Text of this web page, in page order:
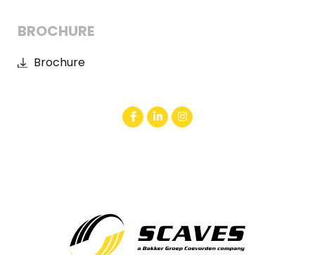
BROCHURE
Brochure